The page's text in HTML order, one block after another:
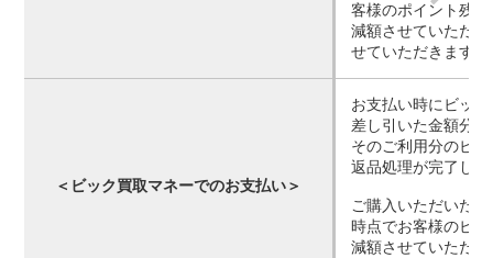
客様のポイント残
減額させていただ
せていただきます
＜ビック買取マネーでのお支払い＞
お支払い時にビッ
差し引いた金額分
そのご利用分のビ
返品処理が完了し
ご購入いただいた
時点でお客様のビ
減額させていただ